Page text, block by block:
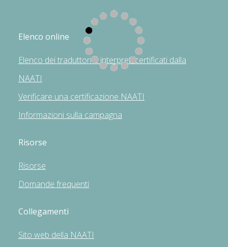
Elenco online
Elenco dei traduttori e interpreti certificati dalla
NAATI
Verificare una certificazione NAATI
Informazioni sulla campagna
Risorse
Risorse
Domande frequenti
Collegamenti
Sito web della NAATI